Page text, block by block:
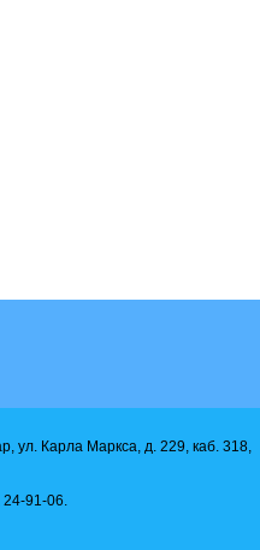
ул. Карла Маркса, д. 229, каб. 318,
24-91-06.